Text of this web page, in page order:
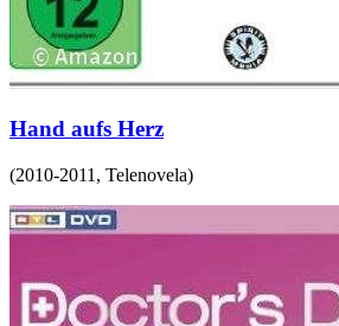
Hand aufs Herz
(2010-2011 , Telenovela)